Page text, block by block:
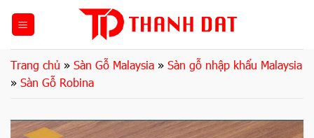
dungTrang chủ » Sàn Gỗ Malaysia » Sàn gỗ nhập khẩu Malaysia
» Sàn Gỗ Robina